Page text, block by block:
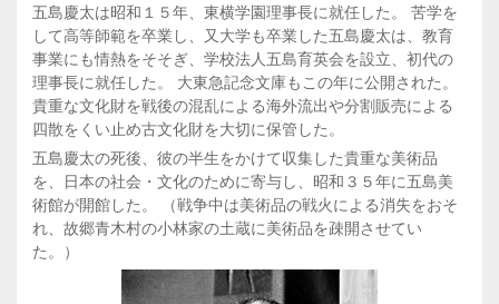
五島慶太は昭和１５年、東横学園理事長に就任した。 苦学を
して高等師範を卒業し、又大学も卒業した五島慶太は、教育
事業にも情熱をそそぎ、学校法人五島育英会を設立、初代の
理事長に就任した。 大東急記念文庫もこの年に公開された。
貴重な文化財を戦後の混乱による海外流出や分割販売による
四散をくい止め古文化財を大切に保管した。
五島慶太の死後、彼の半生をかけて収集した貴重な美術品
を、日本の社会・文化のために寄与し、昭和３５年に五島美
術館が開館した。 （戦争中は美術品の戦火による消失をおそ
れ、故郷青木村の小林家の土蔵に美術品を疎開させてい
た。）